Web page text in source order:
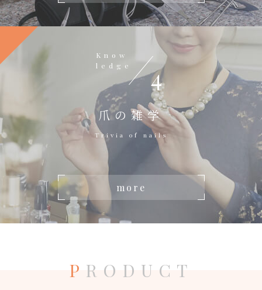
Know
ledge
4
爪の雑学
Trivia of nails
more
P RODUCT